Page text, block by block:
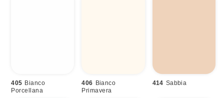
405 Bianco
Porcellana
406 Bianco
Primavera
414 Sabbia